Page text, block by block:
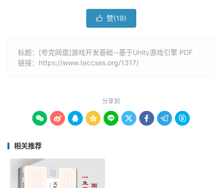
 赞(19)
标题：[夸克网盘]游戏开发基础--基于Unity游戏引擎 PDF
链接： https://www.teccses.org/1317/
分享到
        
相关推荐